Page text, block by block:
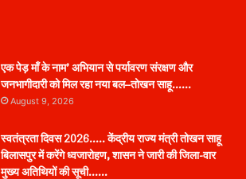
एक पेड़ माँ के नाम’ अभियान से पर्यावरण संरक्षण और
जनभागीदारी को मिल रहा नया बल–तोखन साहू……
August 9, 2026
स्वतंत्रता दिवस 2026….. केंद्रीय राज्य मंत्री तोखन साहू
बिलासपुर में करेंगे ध्वजारोहण, शासन ने जारी की जिला-वार
मुख्य अतिथियों की सूची……